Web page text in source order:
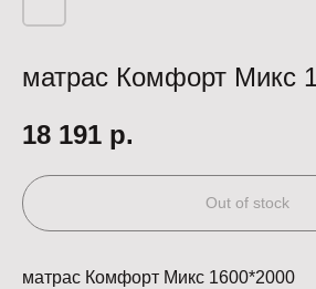
матрас Комфорт Микс
18 191 р.
Out of stock
матрас Комфорт Микс 1600*2000